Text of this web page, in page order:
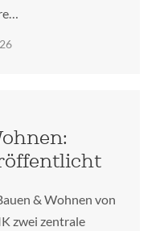
& Wohnen von
zwei zentrale